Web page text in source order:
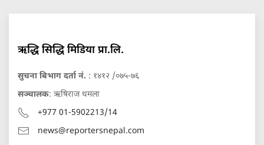
ऋद्धि सिद्धि मिडिया प्रा.लि.
सुचना बिभाग दर्ता नं. : १४१२ /०७५-७६
सञ्चालक: ऋषिराज धमला
+977 01-5902213/14
news@reportersnepal.com